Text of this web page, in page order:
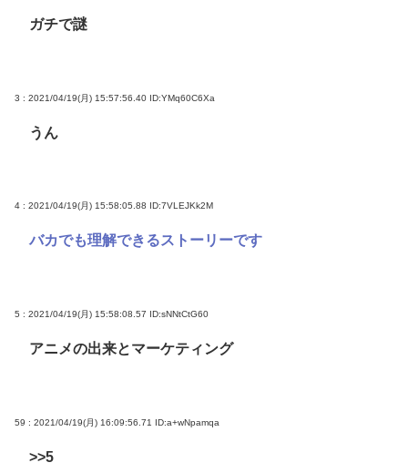
ガチで謎
3 : 2021/04/19(月) 15:57:56.40 ID:YMq60C6Xa
うん
4 : 2021/04/19(月) 15:58:05.88 ID:7VLEJKk2M
バカでも理解できるストーリーです
5 : 2021/04/19(月) 15:58:08.57 ID:sNNtCtG60
アニメの出来とマーケティング
59 : 2021/04/19(月) 16:09:56.71 ID:a+wNpamqa
>>5